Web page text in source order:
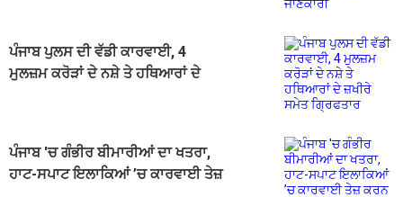
ਪੰਜਾਬ ਪੁਲਸ ਦੀ ਵੱਡੀ ਕਾਰਵਾਈ, 4
ਮੁਲਜ਼ਮ ਕਰੋੜਾਂ ਦੇ ਨਸ਼ੇ ਤੇ ਹਥਿਆਰਾਂ ਦੇ
ਪੰਜਾਬ 'ਚ ਗੰਭੀਰ ਬੀਮਾਰੀਆਂ ਦਾ ਖਤਰਾ,
ਹਾਟ-ਸਪਾਟ ਇਲਾਕਿਆਂ ’ਚ ਕਾਰਵਾਈ ਤੇਜ਼